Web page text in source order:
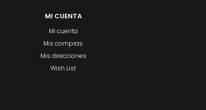
MI CUENTA
Mi cuenta
Mis compras
Mis direcciones
Wish List